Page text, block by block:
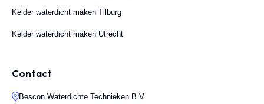
Kelder waterdicht maken Tilburg
Kelder waterdicht maken Utrecht
Contact
Bescon Waterdichte Technieken B.V.